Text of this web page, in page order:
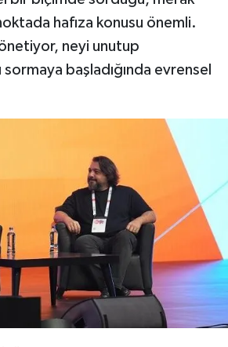
hafıza konusu önemli.
neyi unutup
başladığında evrensel